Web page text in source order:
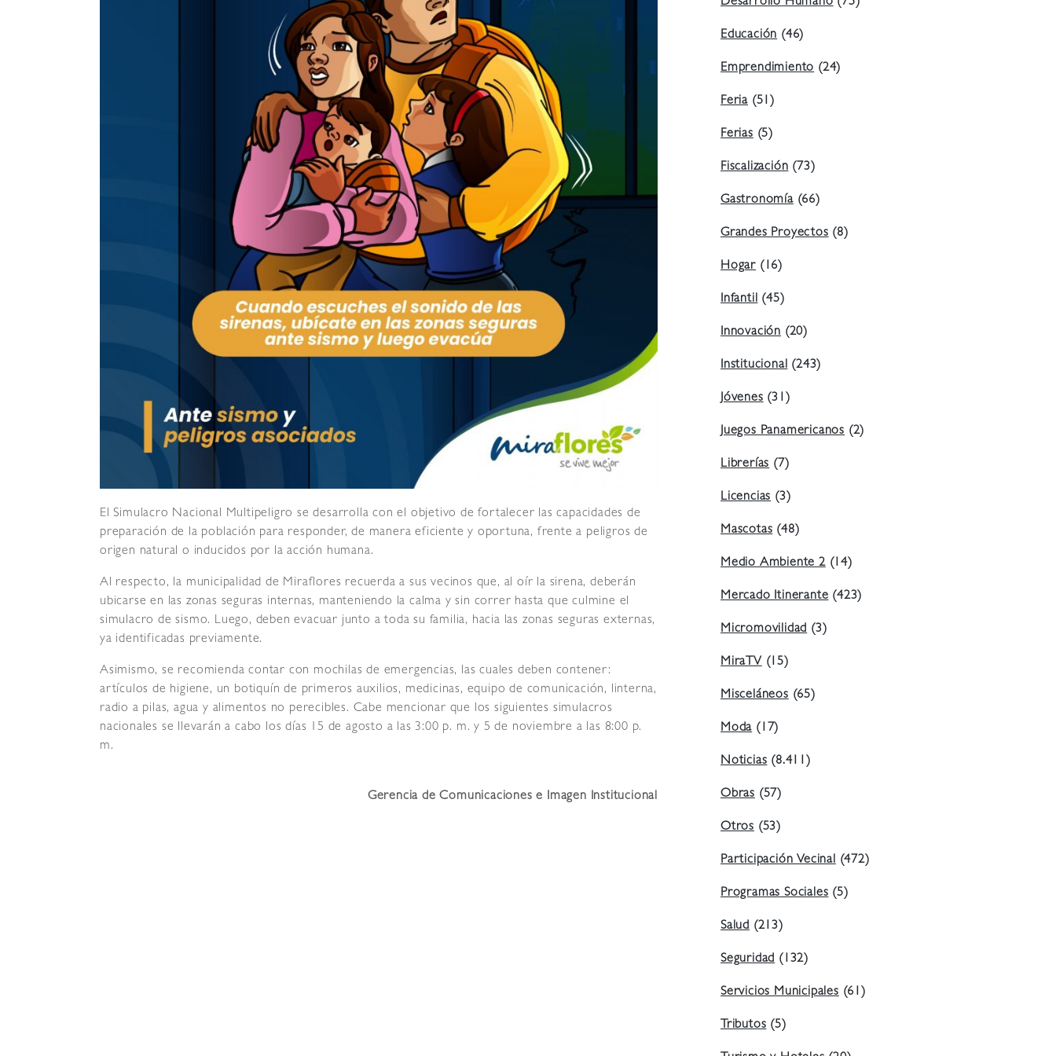
El Simulacro Nacional Multipeligro se desarrolla con el objetivo de fortalecer las capacidades de
preparación de la población para responder, de manera eficiente y oportuna, frente a peligros de
origen natural o inducidos por la acción humana.
Al respecto, la municipalidad de Miraflores recuerda a sus vecinos que, al oír la sirena, deberán
ubicarse en las zonas seguras internas, manteniendo la calma y sin correr hasta que culmine el
simulacro de sismo. Luego, deben evacuar junto a toda su familia, hacia las zonas seguras externas,
ya identificadas previamente.
Asimismo, se recomienda contar con mochilas de emergencias, las cuales deben contener:
artículos de higiene, un botiquín de primeros auxilios, medicinas, equipo de comunicación, linterna,
radio a pilas, agua y alimentos no perecibles. Cabe mencionar que los siguientes simulacros
nacionales se llevarán a cabo los días 15 de agosto a las 3:00 p. m. y 5 de noviembre a las 8:00 p.
m.
Gerencia de Comunicaciones e Imagen Institucional
Desarrollo Humano(75)
Educación(46)
Emprendimiento(24)
Feria (51)
Ferias(5)
Fiscalización(73)
Gastronomía(66)
Grandes Proyectos(8)
Hogar (16)
Infantil(45)
Innovación (20)
Institucional(243)
Jóvenes(31)
Juegos Panamericanos (2)
Librerías(7)
Licencias(3)
Mascotas(48)
Medio Ambiente 2(14)
Mercado Itinerante(423)
Micromovilidad(3)
MiraTV(15)
Misceláneos(65)
Moda(17)
Noticias(8.411)
Obras (57)
Otros (53)
Participación Vecinal(472)
Programas Sociales(5)
Salud (213)
Seguridad(132)
Servicios Municipales(61)
Tributos(5)